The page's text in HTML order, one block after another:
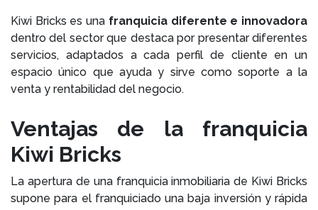
Kiwi Bricks es una franquicia diferente e innovadora
dentro del sector que destaca por presentar diferentes
servicios, adaptados a cada perfil de cliente en un
espacio único que ayuda y sirve como soporte a la
venta y rentabilidad del negocio.
Ventajas de la franquicia
Kiwi Bricks
La apertura de una franquicia inmobiliaria de Kiwi Bricks
supone para el franquiciado una baja inversión y rápida